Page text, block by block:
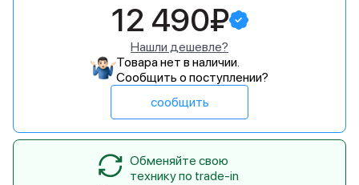
12 490₽
Нашли дешевле?
Товара нет в наличии.
Сообщить о поступлении?
сообщить
Обменяйте свою
технику по trade-in